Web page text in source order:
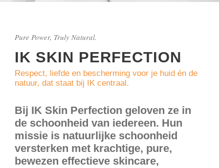
Pure Power, Truly Natural.
IK SKIN PERFECTION
Respect, liefde en bescherming voor je huid én de
natuur, dat staat bij IK centraal.
Bij IK Skin Perfection geloven ze in
de schoonheid van iedereen. Hun
missie is natuurlijke schoonheid
versterken met krachtige, pure,
bewezen effectieve skincare,